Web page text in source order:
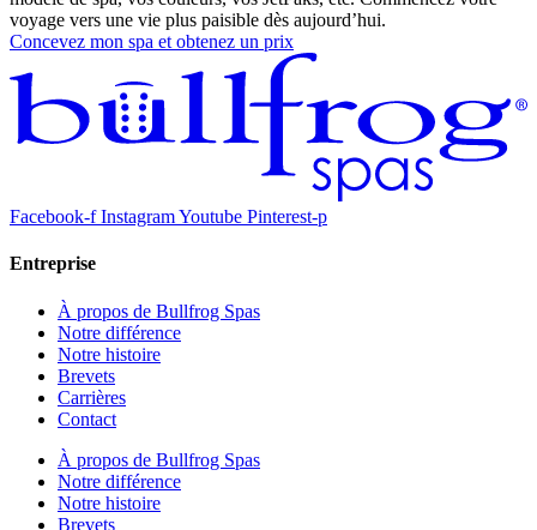
voyage vers une vie plus paisible dès aujourd’hui.
Concevez mon spa et obtenez un prix
Facebook-f InstagramYoutube Pinterest-p
Entreprise
À propos de Bullfrog Spas
Notre différence
Notre histoire
Brevets
Carrières
Contact
À propos de Bullfrog Spas
Notre différence
Notre histoire
Brevets